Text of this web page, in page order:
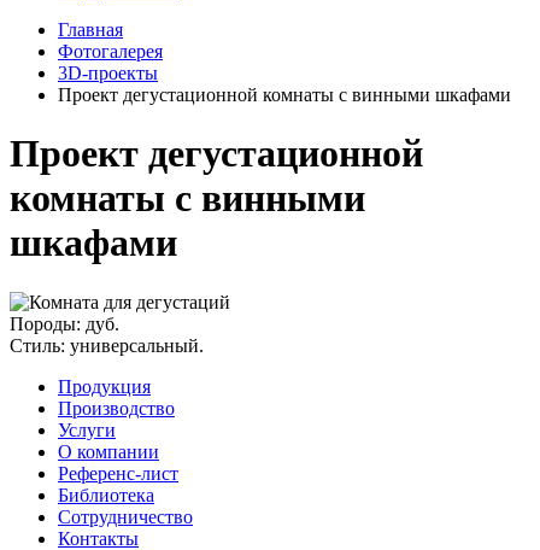
Главная
Фотогалерея
3D-проекты
Проект дегустационной комнаты с винными шкафами
Проект дегустационной
комнаты с винными
шкафами
Породы: дуб.
Стиль: универсальный.
Продукция
Производство
Услуги
О компании
Референс-лист
Библиотека
Сотрудничество
Контакты